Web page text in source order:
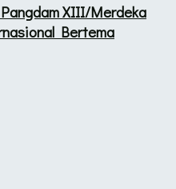
XIII/Merdeka
Bertema